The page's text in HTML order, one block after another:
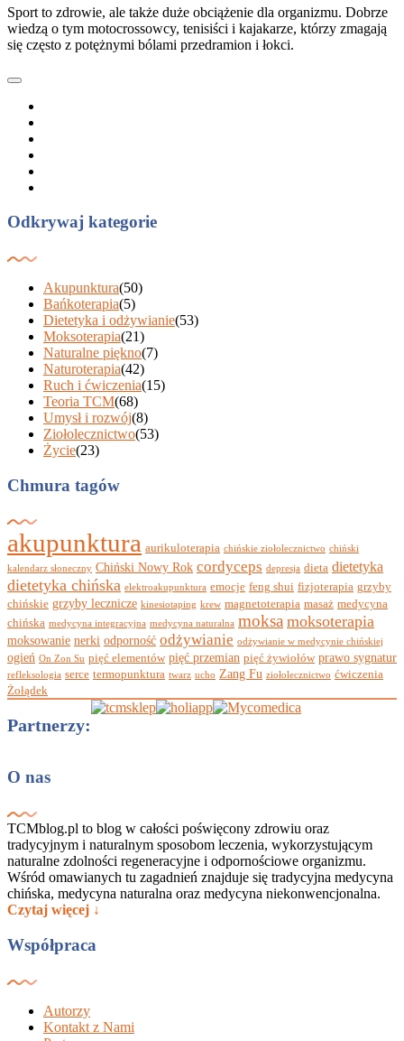
Sport to zdrowie, ale także duże obciążenie dla organizmu. Dobrze
wiedzą o tym motocrossowcy, tenisiści i kajakarze, którzy zmagają
się często z potężnymi bólami przedramion i łokci.
Odkrywaj kategorie
Akupunktura(50)
Bańkoterapia(5)
Dietetyka i odżywianie(53)
Moksoterapia(21)
Naturalne piękno(7)
Naturoterapia(42)
Ruch i ćwiczenia(15)
Teoria TCM(68)
Umysł i rozwój(8)
Ziołolecznictwo(53)
Życie(23)
Chmura tagów
akupunktura aurikuloterapia chińskie ziołolecznictwo chiński
kalendarz słoneczny Chiński Nowy Rok cordyceps depresja dieta dietetyka
dietetyka chińska elektroakupunktura emocje feng shui fizjoterapia grzyby
chińskie grzyby lecznicze kinesiotaping krew magnetoterapia masaż medycyna
chińska medycyna integracyjna medycyna naturalna moksa moksoterapia
moksowanie nerki odporność odżywianie odżywianie w medycynie chińskiej
ogień On Zon Su pięć elementów pięć przemian pięć żywiołów prawo sygnatur
refleksologia serce termopunktura twarz ucho Zang Fu ziołolecznictwo ćwiczenia
Żołądek
Partnerzy:
O nas
TCMblog.pl to blog w całości poświęcony zdrowiu oraz
tradycyjnym i naturalnym sposobom leczenia, wykorzystującym
naturalne zdolności regeneracyjne i odpornościowe organizmu.
Wśród omawianych tu zagadnień znajduje się tradycyjna medycyna
chińska, medycyna naturalna oraz medycyna niekonwencjonalna.
Czytaj więcej ↓
Współpraca
Autorzy
Kontakt z Nami